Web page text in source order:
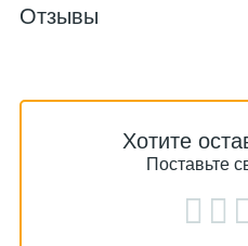
Отзывы
Хотите
Поставьте